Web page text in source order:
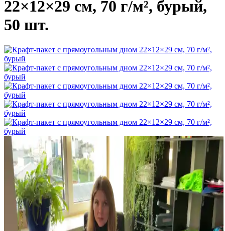
22×12×29 см, 70 г/м², бурый,
50 шт.